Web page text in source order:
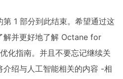
1 部分到此结束。希望通过这
解并更好地了解 Octane for
化指南。并且不要忘记继续关
绍与人工智能相关的内容 -相